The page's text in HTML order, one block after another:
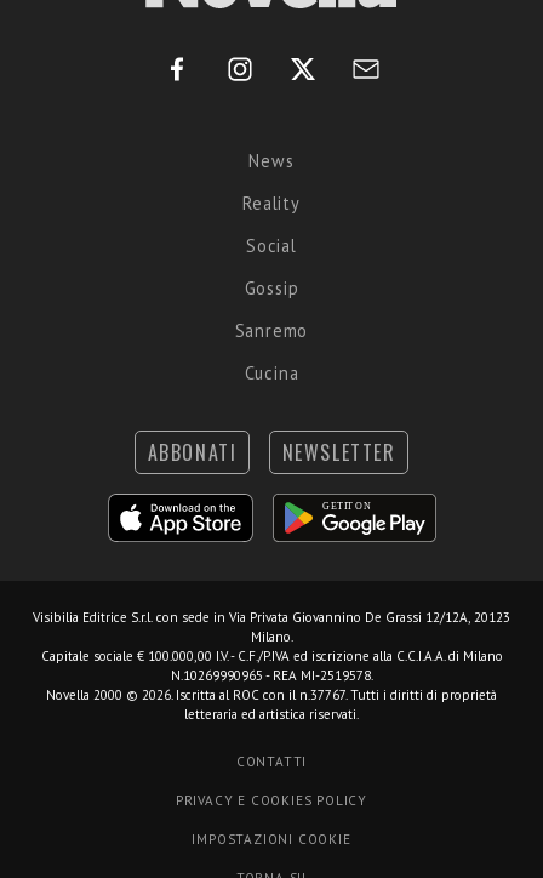
News
Reality
Social
Gossip
Sanremo
Cucina
ABBONATI NEWSLETTER
Visibilia Editrice S.r.l. con sede in Via Privata Giovannino De Grassi 12/12A, 20123
Milano.
Capitale sociale € 100.000,00 I.V. - C.F./P.IVA ed iscrizione alla C.C.I.A.A. di Milano
N.10269990965 - REA MI-2519578.
Novella 2000 © 2026. Iscritta al ROC con il n.37767. Tutti i diritti di proprietà
letteraria ed artistica riservati.
CONTATTI
PRIVACY E COOKIES POLICY
IMPOSTAZIONI COOKIE